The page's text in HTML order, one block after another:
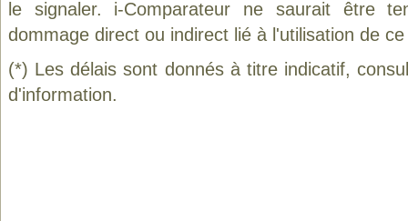
le signaler. i-Comparateur ne saurait être
dommage direct ou indirect lié à l'utilisation de
(*) Les délais sont donnés à titre indicatif,
d'information.